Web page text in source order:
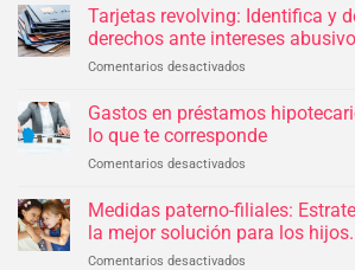
saldar
tu
suelo:
reclamarlas
tu
dinero
Tarjetas revolving: Identifica y
derechos ante intereses
Comentarios desactivados
revolving:
Identifica
y
derechos
ante
Gastos en préstamos
lo que te corresponde
Comentarios desactivados
en
préstamos
hipotecarios:
Medidas paterno-filiales:
la mejor solución para los hijos.
Comentarios desactivados